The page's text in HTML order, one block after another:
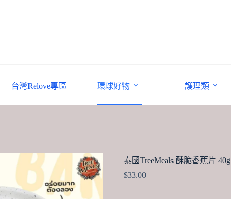
台灣Relove專區 環球好物 護理類
泰國TreeMeals 酥脆香蕉片 40g
$33.00